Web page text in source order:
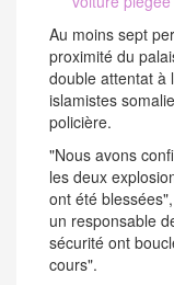
Au moins sept
proximité du
double attentat à
islamistes
policière.
"Nous avons
les deux
ont été
un responsable
sécurité ont
cours".